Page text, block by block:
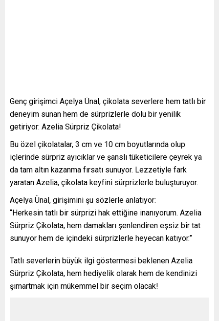
Genç girişimci Açelya Ünal, çikolata severlere hem tatlı bir
deneyim sunan hem de sürprizlerle dolu bir yenilik
getiriyor: Azelia Sürpriz Çikolata!
Bu özel çikolatalar, 3 cm ve 10 cm boyutlarında olup
içlerinde sürpriz ayıcıklar ve şanslı tüketicilere çeyrek ya
da tam altın kazanma fırsatı sunuyor. Lezzetiyle fark
yaratan Azelia, çikolata keyfini sürprizlerle buluşturuyor.
Açelya Ünal, girişimini şu sözlerle anlatıyor:
“Herkesin tatlı bir sürprizi hak ettiğine inanıyorum. Azelia
Sürpriz Çikolata, hem damakları şenlendiren eşsiz bir tat
sunuyor hem de içindeki sürprizlerle heyecan katıyor.”
Tatlı severlerin büyük ilgi göstermesi beklenen Azelia
Sürpriz Çikolata, hem hediyelik olarak hem de kendinizi
şımartmak için mükemmel bir seçim olacak!